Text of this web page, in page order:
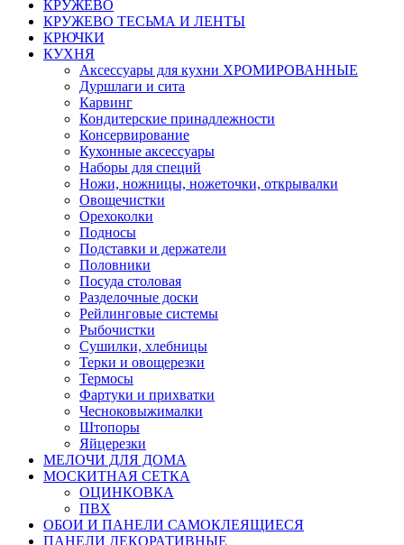
КРУЖЕВО
КРУЖЕВО ТЕСЬМА И ЛЕНТЫ
КРЮЧКИ
КУХНЯ
Аксессуары для кухни ХРОМИРОВАННЫЕ
Дуршлаги и сита
Карвинг
Кондитерские принадлежности
Консервирование
Кухонные аксессуары
Наборы для специй
Ножи, ножницы, ножеточки, открывалки
Овощечистки
Орехоколки
Подносы
Подставки и держатели
Половники
Посуда столовая
Разделочные доски
Рейлинговые системы
Рыбочистки
Сушилки, хлебницы
Терки и овощерезки
Термосы
Фартуки и прихватки
Чесноковыжималки
Штопоры
Яйцерезки
МЕЛОЧИ ДЛЯ ДОМА
МОСКИТНАЯ СЕТКА
ОЦИНКОВКА
ПВХ
ОБОИ И ПАНЕЛИ САМОКЛЕЯЩИЕСЯ
ПАНЕЛИ ДЕКОРАТИВНЫЕ